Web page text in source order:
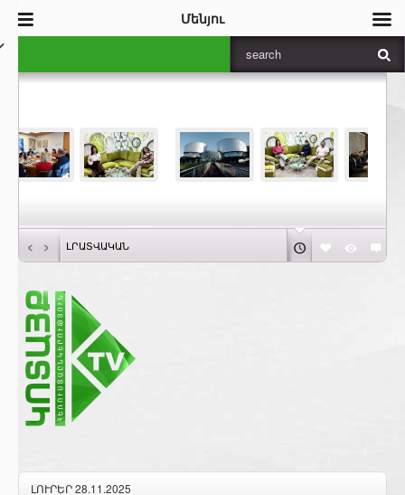
‹ › ԼՐԱՏՎԱԿԱՆ
ԼՈՒՐԵՐ 28.11.2025
Մենյու